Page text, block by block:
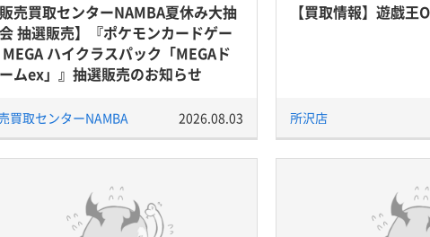
販売買取センターNAMBA夏休み大抽
抽選販売】『ポケモンカードゲー
ハイクラスパック「MEGAド
ムex」』抽選販売のお知らせ
買取センターNAMBA 2026.08.03
【買取情報】遊戯王
所沢店